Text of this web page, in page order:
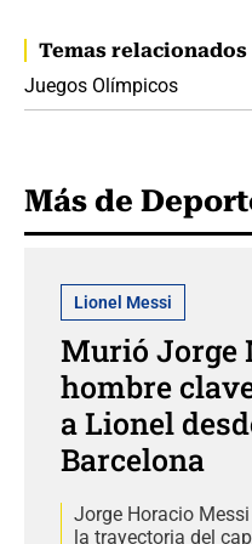
Temas relacionados
Juegos Olímpicos
Más de
Lionel Messi
Murió Jorge
hombre
a Lionel
Barcelona
Jorge Horacio
la trayectoria del